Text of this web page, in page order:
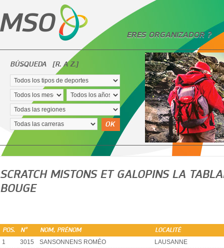
ERES ORGANIZADOR ?
BÚSQUEDA [R. A Z.]
OK
SCRATCH MISTONS ET GALOPINS LA
BOUGE
POS. N° NOM, PRÉNOM LOCALITÉ
1 3015 SANSONNENS ROMÉO LAUSANNE